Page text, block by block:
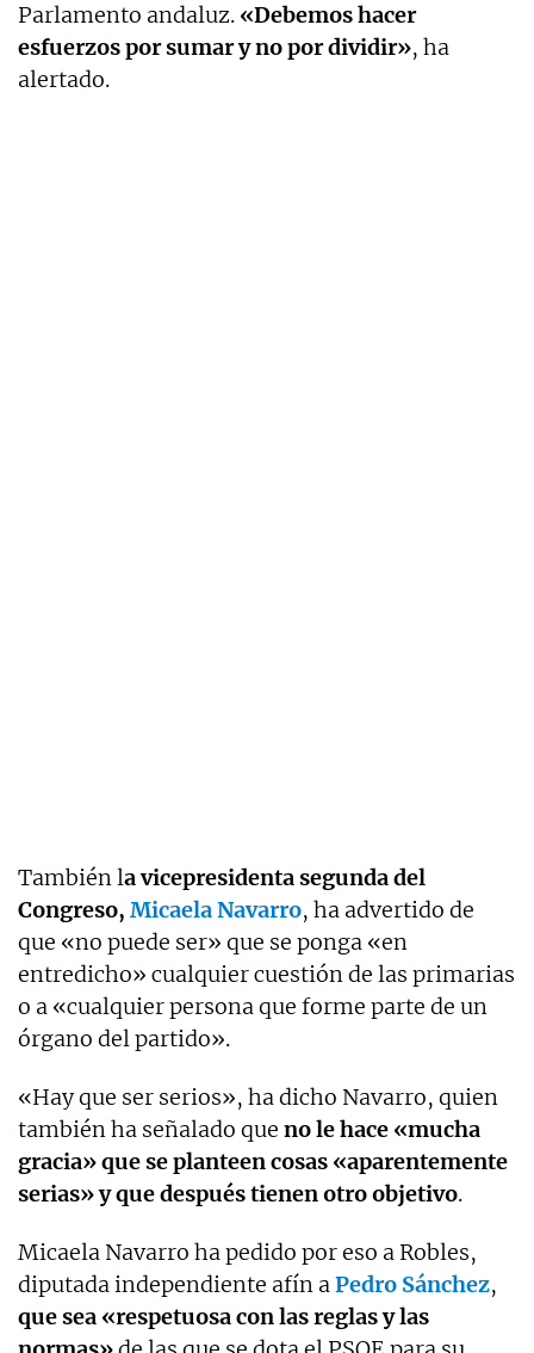
Parlamento andaluz. «Debemos hacer
esfuerzos por sumar y no por dividir», ha
alertado.
También la vicepresidenta segunda del
Congreso, Micaela Navarro, ha advertido de
que «no puede ser» que se ponga «en
entredicho» cualquier cuestión de las primarias
o a «cualquier persona que forme parte de un
órgano del partido».
«Hay que ser serios», ha dicho Navarro, quien
también ha señalado que no le hace «mucha
gracia» que se planteen cosas «aparentemente
serias» y que después tienen otro objetivo.
Micaela Navarro ha pedido por eso a Robles,
diputada independiente afín aPedro Sánchez,
que sea «respetuosa con las reglas y las